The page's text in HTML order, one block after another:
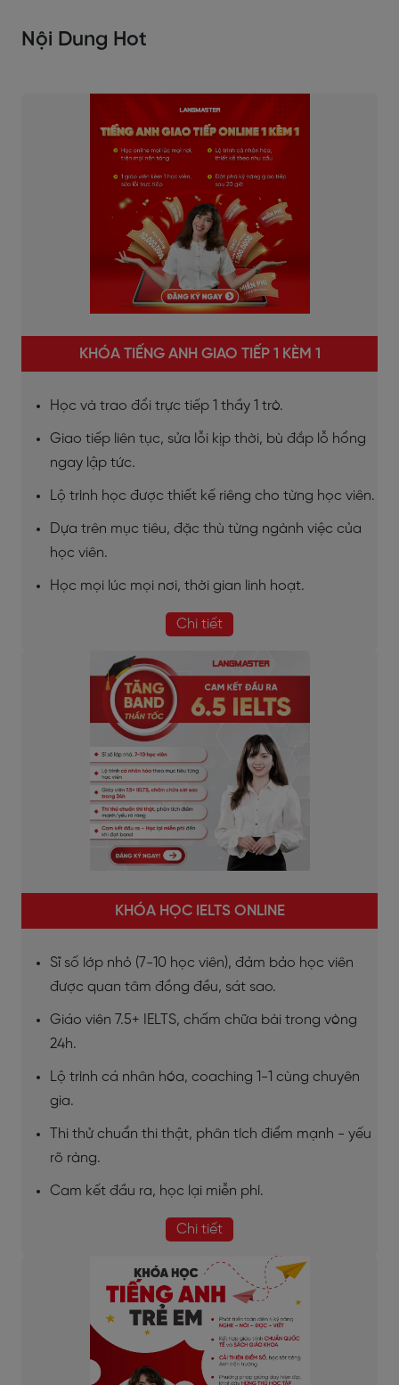
Nội Dung Hot
KHÓA TIẾNG ANH GIAO TIẾP 1 KÈM 1
Học và trao đổi trực tiếp 1 thầy 1 trò.
Giao tiếp liên tục, sửa lỗi kịp thời, bù đắp lỗ hổng
ngay lập tức.
Lộ trình học được thiết kế riêng cho từng học viên.
Dựa trên mục tiêu, đặc thù từng ngành việc của
học viên.
Học mọi lúc mọi nơi, thời gian linh hoạt.
Chi tiết
KHÓA HỌC IELTS ONLINE
Sĩ số lớp nhỏ (7-10 học viên), đảm bảo học viên
được quan tâm đồng đều, sát sao.
Giáo viên 7.5+ IELTS, chấm chữa bài trong vòng
24h.
Lộ trình cá nhân hóa, coaching 1-1 cùng chuyên
gia.
Thi thử chuẩn thi thật, phân tích điểm mạnh - yếu
rõ ràng.
Cam kết đầu ra, học lại miễn phí.
Chi tiết